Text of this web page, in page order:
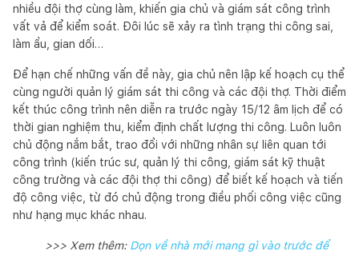
nhiều đội thợ cùng làm, khiến gia chủ và giám sát công trình
vất vả để kiểm soát. Đôi lúc sẽ xảy ra tình trạng thi công sai,
làm ẩu, gian dối…
Để hạn chế những vấn đề này, gia chủ nên lập kế hoạch cụ thể
cùng người quản lý giám sát thi công và các đội thợ. Thời điểm
kết thúc công trình nên diễn ra trước ngày 15/12 âm lịch để có
thời gian nghiệm thu, kiểm định chất lượng thi công. Luôn luôn
chủ động nắm bắt, trao đổi với những nhân sự liên quan tới
công trình (kiến trúc sư, quản lý thi công, giám sát kỹ thuật
công trường và các đội thợ thi công) để biết kế hoạch và tiến
độ công việc, từ đó chủ động trong điều phối công việc cũng
như hạng mục khác nhau.
>>> Xem thêm: Dọn về nhà mới mang gì vào trước để